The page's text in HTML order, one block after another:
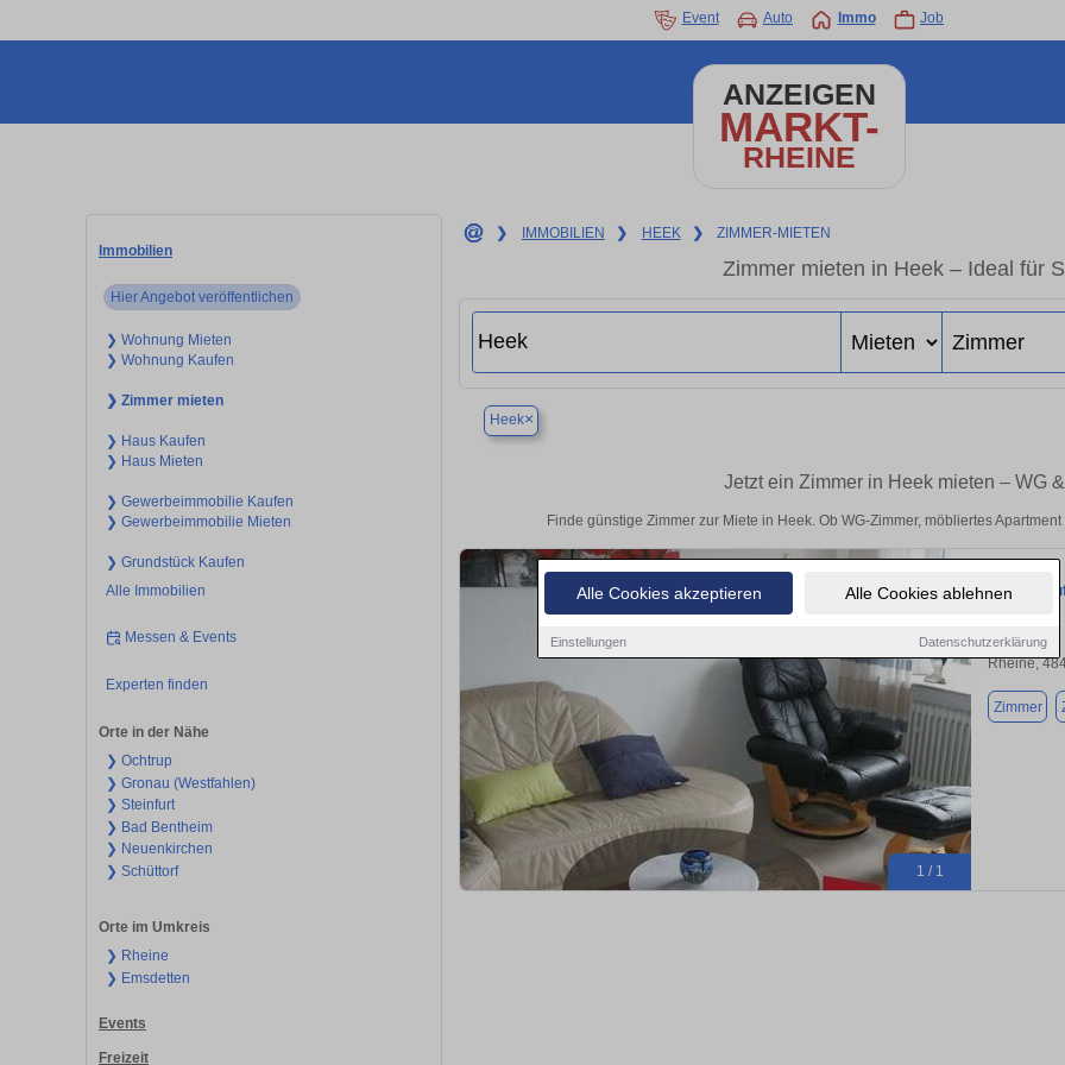
Alle Cookies akzeptieren Alle Cookies ablehnen
Einstellungen Datenschutzerklärung
Event Auto Immo Job
ANZEIGEN
MARKT-
RHEINE
Immobilien
Hier Angebot veröffentlichen
❯ Wohnung Mieten
❯ Wohnung Kaufen
❯ Zimmer mieten
❯ Haus Kaufen
❯ Haus Mieten
❯ Gewerbeimmobilie Kaufen
❯ Gewerbeimmobilie Mieten
❯ Grundstück Kaufen
Alle Immobilien
Messen & Events
Experten finden
Orte in der Nähe
❯ Ochtrup
❯ Gronau (Westfahlen)
❯ Steinfurt
❯ Bad Bentheim
❯ Neuenkirchen
❯ Schüttorf
Orte im Umkreis
❯ Rheine
❯ Emsdetten
Events
Freizeit
❯ IMMOBILIEN ❯ HEEK ❯ ZIMMER-MIETEN
Zimmer mieten in Heek – Ideal für
Heek×
Jetzt ein Zimmer in Heek mieten – WG
Finde günstige Zimmer zur Miete in Heek. Ob WG-Zimmer, möbliertes
1 / 1
Wohnen
Rheine,
Zimmer